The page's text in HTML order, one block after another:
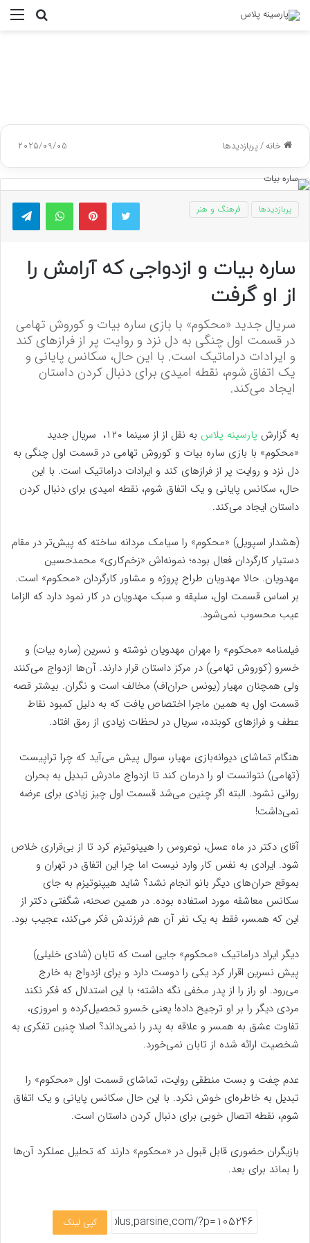
جستجو
خانه/پربازدیدها 2025/09/05
توییتر پینتریستواتس آپ
پربازدیدها فرهنگ و هنر
ساره بیات و ازدواجی که آرامش را
از او گرفت
سریال جدید «محکوم» با بازی ساره بیات و کوروش تهامی
در قسمت اول چنگی به دل نزد و روایت پر از فرازهای کند
و ایرادات دراماتیک است. با این حال، سکانس پایانی و
یک اتفاق شوم، نقطه امیدی برای دنبال کردن داستان
ایجاد می‌کند.
به گزارش پارسینه پلاس
به نقل از از سینما ۱۲۰، سریال جدید
«محکوم» با بازی ساره بیات و کوروش تهامی در قسمت اول چنگی به
دل نزد و روایت پر از فرازهای کند و ایرادات دراماتیک است. با این
حال، سکانس پایانی و یک اتفاق شوم، نقطه امیدی برای دنبال کردن
داستان ایجاد می‌کند.
(هشدار اسپویل) «محکوم» را سیامک مردانه ساخته که پیش‌تر در مقام
دستیار کارگردان فعال بوده؛ نمونه‌اش «زخم‌کاری» محمدحسین
مهدویان. حالا مهدویان طراح پروژه و مشاور کارگردان «محکوم» است.
بر اساس قسمت اول، سلیقه و سبک مهدویان در کار نمود دارد که الزاما
عیب محسوب نمی‌شود.
فیلمنامه «محکوم» را مهران مهدویان نوشته و نسرین (ساره بیات) و
خسرو (کوروش تهامی) در مرکز داستان قرار دارند. آن‌ها ازدواج می‌کنند
ولی همچنان مهیار (یونس حران‌اف) مخالف است و نگران. بیشتر قصه
قسمت اول به همین ماجرا اختصاص یافت که به دلیل کمبود نقاط
عطف و فرازهای کوبنده، سریال در لحظات زیادی از رمق افتاد.
هنگام تماشای دیوانه‌بازی مهیار، سوال پیش می‌آید که چرا تراپیست
(تهامی) نتوانست او را درمان کند تا ازدواج مادرش تبدیل به بحران
روانی نشود. البته اگر چنین می‌شد قسمت اول چیز زیادی برای عرضه
نمی‌داشت!
آقای دکتر در ماه‌ عسل، نوعروس را هیپنوتیزم کرد تا از بی‌قراری خلاص
شود. ایرادی به نفس کار وارد نیست اما چرا این اتفاق در تهران و
بموقع حران‌های دیگر بانو انجام نشد؟ شاید هیپنوتیزم به جای
سکانس معاشقه مورد استفاده بوده. در همین صحنه، شگفتی دکتر از
این که همسر، فقط به یک نفر آن هم فرزندش فکر می‌کند، عجیب بود.
دیگر ایراد دراماتیک «محکوم» جایی است که تابان (شادی خلیلی)
پیش نسرین اقرار کرد یکی را دوست دارد و برای ازدواج به خارج
می‌رود. او راز را از پدر مخفی نگه داشته؛ با این استدلال که فکر نکند
مردی دیگر را بر او ترجیح داده! یعنی خسرو تحصیل‌کرده و امروزی،
تفاوت عشق به همسر و علاقه به پدر را نمی‌داند؟ اصلا چنین تفکری به
شخصیت ارائه شده از تابان نمی‌خورد.
عدم چفت و بست منطقی روایت، تماشای قسمت اول «محکوم» را
تبدیل به خاطره‌ای خوش نکرد. با این حال سکانس پایانی و یک اتفاق
شوم، نقطه اتصال خوبی برای دنبال کردن داستان است.
بازیگران حضوری قابل قبول در «محکوم» دارند که تحلیل عملکرد آن‌ها
را بماند برای بعد.
کپی لینک